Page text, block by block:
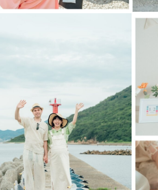
。みてねアプリからの方はご予約前
ーンフォト」
撮りする「アートニューボーンフォ
ますので寝かしつけなどもお任せく
ております✨
なりますので、安定期に入られた妊